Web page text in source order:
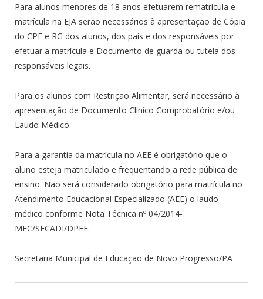
Para alunos menores de 18 anos efetuarem rematrícula e
matrícula na EJA serão necessários à apresentação de Cópia
do CPF e RG dos alunos, dos pais e dos responsáveis por
efetuar a matrícula e Documento de guarda ou tutela dos
responsáveis legais.
Para os alunos com Restrição Alimentar, será necessário à
apresentação de Documento Clínico Comprobatório e/ou
Laudo Médico.
Para a garantia da matrícula no AEE é obrigatório que o
aluno esteja matriculado e frequentando a rede pública de
ensino. Não será considerado obrigatório para matrícula no
Atendimento Educacional Especializado (AEE) o laudo
médico conforme Nota Técnica nº 04/2014-
MEC/SECADI/DPEE.
Secretaria Municipal de Educação de Novo Progresso/PA